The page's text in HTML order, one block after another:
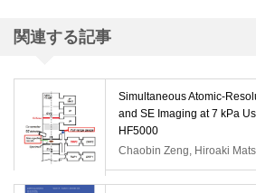
関連する記事
Simultaneous Atomic-
and SE Imaging at 7 kPa
HF5000
Chaobin Zeng, Hiroaki
Keisuke Igarashi,
Kinshiro Sakamoto, Stas